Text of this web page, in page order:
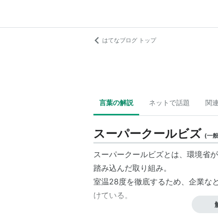
はてなブログ トップ
言葉の解説 ネットで話題 関
スーパークールビズ (一般
スーパークールビズとは、環境省
踏み込んだ取り組み。
室温28度を徹底するため、企業な
けている。